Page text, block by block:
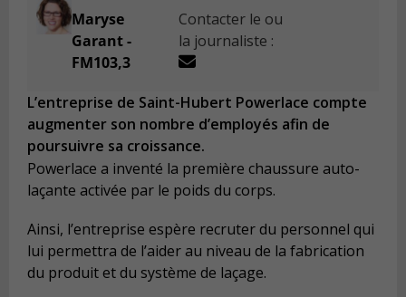
Maryse
Garant -
FM103,3
Contacter le ou
la journaliste :
L’entreprise de Saint-Hubert Powerlace compte
augmenter son nombre d’employés afin de
poursuivre sa croissance.
Powerlace a inventé la première chaussure auto-
laçante activée par le poids du corps.
Ainsi, l’entreprise espère recruter du personnel qui
lui permettra de l’aider au niveau de la fabrication
du produit et du système de laçage.